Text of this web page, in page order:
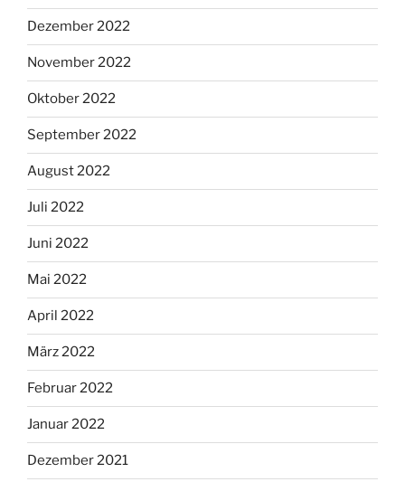
Dezember 2022
November 2022
Oktober 2022
September 2022
August 2022
Juli 2022
Juni 2022
Mai 2022
April 2022
März 2022
Februar 2022
Januar 2022
Dezember 2021